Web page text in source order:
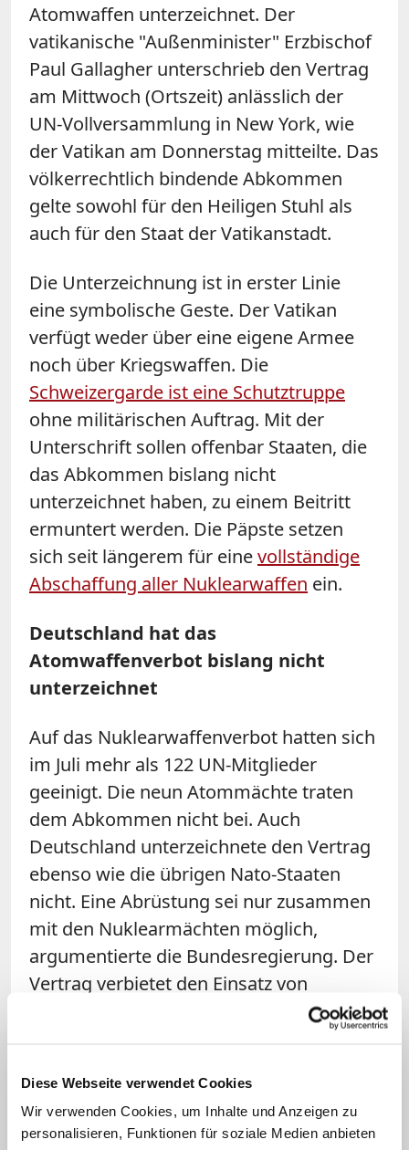
Diese Webseite verwendet Cookies
Wir verwenden Cookies, um Inhalte und Anzeigen zu
personalisieren, Funktionen für soziale Medien anbieten
Atomwaffen unterzeichnet. Der
vatikanische "Außenminister" Erzbischof
Paul Gallagher unterschrieb den Vertrag
am Mittwoch (Ortszeit) anlässlich der
UN-Vollversammlung in New York, wie
der Vatikan am Donnerstag mitteilte. Das
völkerrechtlich bindende Abkommen
gelte sowohl für den Heiligen Stuhl als
auch für den Staat der Vatikanstadt.
Die Unterzeichnung ist in erster Linie
eine symbolische Geste. Der Vatikan
verfügt weder über eine eigene Armee
noch über Kriegswaffen. Die
Schweizergarde ist eine Schutztruppe
ohne militärischen Auftrag. Mit der
Unterschrift sollen offenbar Staaten, die
das Abkommen bislang nicht
unterzeichnet haben, zu einem Beitritt
ermuntert werden. Die Päpste setzen
sich seit längerem für einevollständige
Abschaffung aller Nuklearwaffen ein.
Deutschland hat das
Atomwaffenverbot bislang nicht
unterzeichnet
Auf das Nuklearwaffenverbot hatten sich
im Juli mehr als 122 UN-Mitglieder
geeinigt. Die neun Atommächte traten
dem Abkommen nicht bei. Auch
Deutschland unterzeichnete den Vertrag
ebenso wie die übrigen Nato-Staaten
nicht. Eine Abrüstung sei nur zusammen
mit den Nuklearmächten möglich,
argumentierte die Bundesregierung. Der
Vertrag verbietet den Einsatz von
Atomwaffen böten ein "falsches Gefühl
der Sicherheit", könnten aber keine